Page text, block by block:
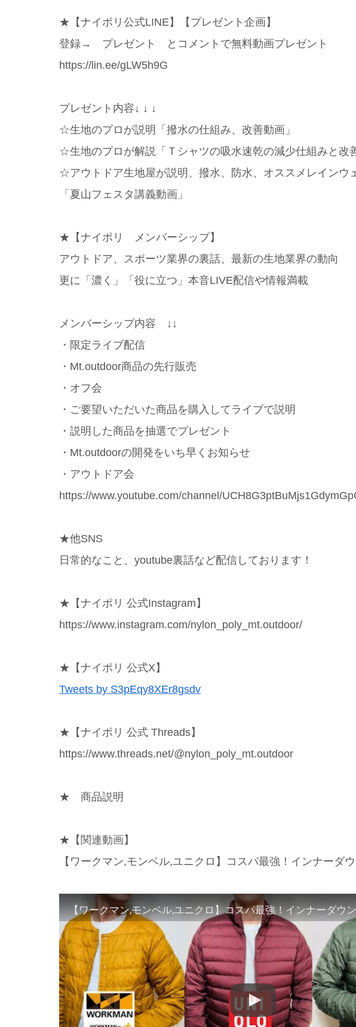
★【ナイポリ公式LINE】【プレゼント企画】
登録→ プレゼント とコメントで無料動画プレゼント
https://lin.ee/gLW5h9G
プレゼント内容↓ ↓ ↓
☆生地のプロが説明「撥水の仕組み、改善動画」
☆生地のプロが解説「Ｔシャツの吸水速乾の減少仕組みと改
☆アウトドア生地屋が説明、撥水、防水、オススメレインウ
「夏山フェスタ講義動画」
★【ナイポリ メンバーシップ】
アウトドア、スポーツ業界の裏話、最新の生地業界の動向
更に「濃く」「役に立つ」本音LIVE配信や情報満載
メンバーシップ内容 ↓↓
・限定ライブ配信
・Mt.outdoor商品の先行販売
・オフ会
・ご要望いただいた商品を購入してライブで説明
・説明した商品を抽選でプレゼント
・Mt.outdoorの開発をいち早くお知らせ
・アウトドア会
https://www.youtube.com/channel/
★他SNS
日常的なこと、youtube裏話など配信しております！
★【ナイポリ 公式Instagram】
https://www.instagram.com/nylon_poly_mt.outdoor/
★【ナイポリ 公式X】
Tweets by S3pEqy8XEr8gsdv
★【ナイポリ 公式 Threads】
https://www.threads.net/@nylon_poly_mt.outdoor
★ 商品説明
★【関連動画】
【ワークマン,モンベル,ユニクロ】コスパ最強！インナーダ